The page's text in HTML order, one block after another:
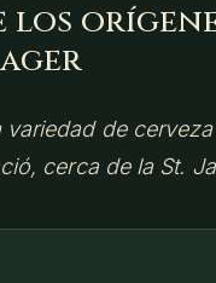
los
de
cerca de la St.